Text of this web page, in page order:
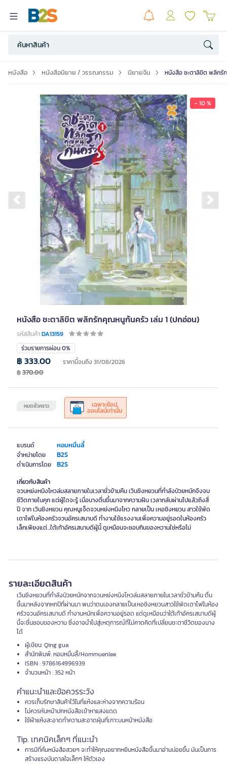
หนังสือ หนังสือนิยาย / วรรณกรรม นิยายจีน หนังสือ ชะตาลิขิต พลิกรั
- 10 %
Previous slide
หนังสือ ชะตาลิขิต พลิกรักคุณหนูก้นครัว เล่ม 1 (ปกอ่อน)
รหัสสินค้าDA13159
แบรนด์ หอมหมื่นลี้
จำหน่ายโดย B2S
ดำเนินการโดย B2S
ร่วมรายการผ่อน 0%
หมดชั่วคราว เฉพาะช้อป
ออนไลน์เท่านั้น
฿ 333.00 ราคานี้จนถึง 31/08/2026
฿370.00
เกี่ยวกับสินค้า
จวนหย่งหนิงโหวล่มสลายภายในเวลาชั่วข้ามคืน เวินชิงหยวนที่กำลังป่วยหนักจึงจบ
ชีวิตภายในคุก แต่ผู้ใดจะรู้ เมื่อนางตื่นขึ้นมาจากความฝัน เวลากลับผ่านไปแล้วถึงสี่
ปี จาก เวินชิงหยวน คุณหนูเจ็ดจวนหย่งหนิงโหว กลายเป็น เหอชิงหยวน สาวใช้พัด
เตาไฟในห้องครัวจวนอัครเสนาบดี ทำงานใช้แรงงานเพื่อความอยู่รอดในห้องครัว
เล็กเพียงแต่...ใต้เท้าอัครเสนาบดีผู้นี้ ดูเหมือนจะชอบกินของหวานใช่หรือไม่
รายละเอียดสินค้า
เวินชิงหยวนที่กำลังป่วยหนักจากจวนหย่งหนิงโหวล่มสลายภายในเวลาชั่วข้ามคืน ตื่น
ขึ้นมาหลังจากหกปีที่ผ่านมา พบว่าตนเองกลายเป็นเหอชิงหยวนสาวใช้พัดเตาไฟในห้อง
ครัวจวนอัครเสนาบดี ทำงานหนักเพื่อความอยู่รอด แต่ดูเหมือนว่าใต้เท้าอัครเสนาบดีผู้
นี้จะชื่นชอบของหวาน ซึ่งอาจนำไปสู่เหตุการณ์ที่ไม่คาดคิดที่เปลี่ยนชะตาชีวิตของนาง
ได้
ผู้เขียน: Qing gua
สำนักพิมพ์: หอมหมื่นลี้/Hommuenlee
ISBN : 9786164996939
จำนวนหน้า : 352 หน้า
คำแนะนำและข้อควรระวัง
ควรเก็บรักษาสินค้าไว้ในที่แห้งและห่างจากความร้อน
ไม่ควรหันหน้าปกหนังสือเข้าหาแสงแดด
ใช้ผ้าแห้งสะอาดทำความสะอาดฝุ่นที่เกาะบนหน้าหนังสือ
Tip. เทคนิคเล็กๆ ที่แนะนำ
การมีที่คั่นหนังสือสวยๆ จะทำให้คุณอยากหยิบหนังสือขึ้นมาอ่านบ่อยขึ้น มันเป็นการ
สร้างแรงบันดาลใจเล็กๆ ให้ตัวเอง